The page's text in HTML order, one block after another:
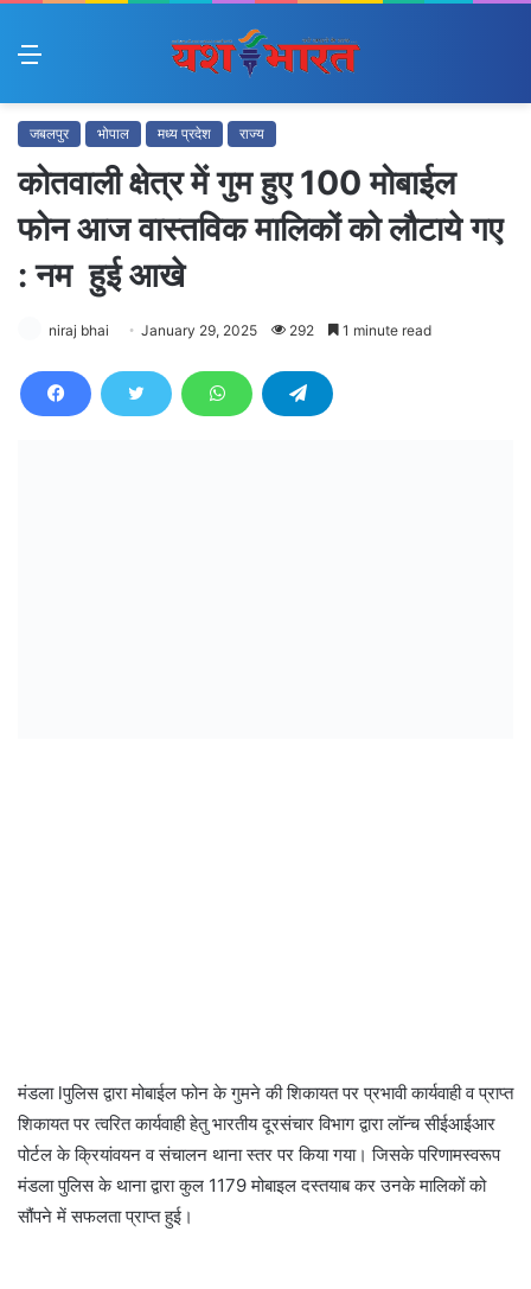
Menu
जबलपुर भोपाल मध्य प्रदेश राज्य
कोतवाली क्षेत्र में गुम हुए 100 मोबाईल
फोन आज वास्तविक मालिकों को लौटाये गए
: नम हुई आखे
niraj bhai January 29, 2025 292 1 minute read
मंडला lपुलिस द्वारा मोबाईल फोन के गुमने की शिकायत पर प्रभावी कार्यवाही व प्राप्त
शिकायत पर त्वरित कार्यवाही हेतु भारतीय दूरसंचार विभाग द्वारा लॉन्च सीईआईआर
पोर्टल के क्रियांवयन व संचालन थाना स्तर पर किया गया। जिसके परिणामस्वरूप
मंडला पुलिस के थाना द्वारा कुल 1179 मोबाइल दस्तयाब कर उनके मालिकों को
सौंपने में सफलता प्राप्त हुई।